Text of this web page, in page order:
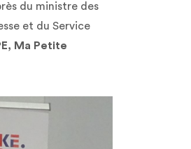
du ministre des
et du Service
Ma Petite